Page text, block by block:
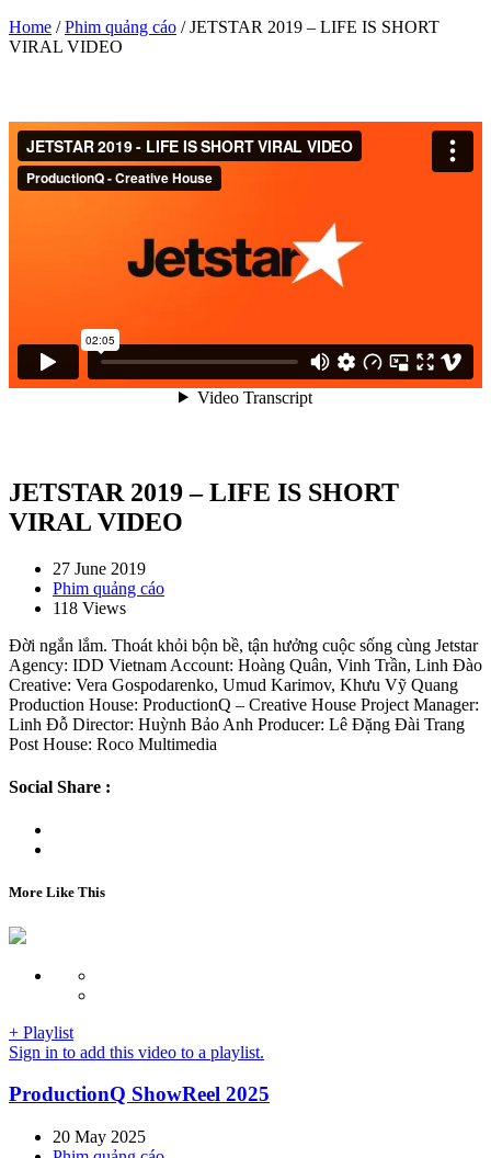
Home /Phim quảng cáo / JETSTAR 2019 – LIFE IS SHORT
VIRAL VIDEO
JETSTAR 2019 – LIFE IS SHORT
VIRAL VIDEO
27 June 2019
Phim quảng cáo
118 Views
Đời ngắn lắm. Thoát khỏi bộn bề, tận hưởng cuộc sống cùng Jetstar
Agency: IDD Vietnam Account: Hoàng Quân, Vinh Trần, Linh Đào
Creative: Vera Gospodarenko, Umud Karimov, Khưu Vỹ Quang
Production House: ProductionQ – Creative House Project Manager:
Linh Đỗ Director: Huỳnh Bảo Anh Producer: Lê Đặng Đài Trang
Post House: Roco Multimedia
Social Share :
More Like This
+ Playlist
Sign in to add this video to a playlist.
ProductionQ ShowReel 2025
20 May 2025